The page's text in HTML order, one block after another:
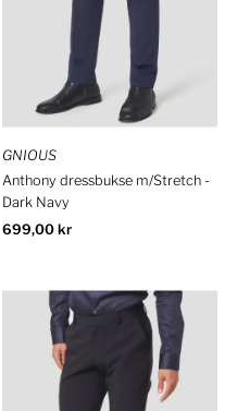
Pris, høy til lav
Dato, gammelt til nytt
Dato, nytt til gammelt
GNIOUS
Anthony dressbukse m/Stretch -
Dark Navy
Ordinær
699,00 kr